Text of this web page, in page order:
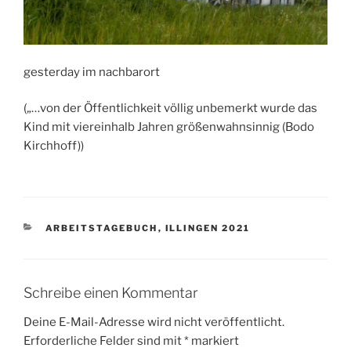
gesterday im nachbarort
(„…von der Öffentlichkeit völlig unbemerkt wurde das
Kind mit viereinhalb Jahren größenwahnsinnig (Bodo
Kirchhoff))
KATEGORIEN
ARBEITSTAGEBUCH , ILLINGEN 2021
Schreibe einen Kommentar
Deine E-Mail-Adresse wird nicht veröffentlicht.
Erforderliche Felder sind mit* markiert